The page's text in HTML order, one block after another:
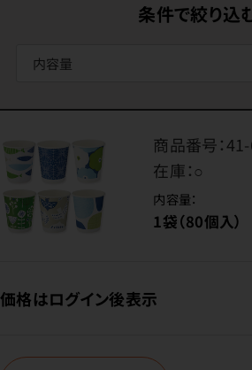
条件で絞り込
内容量
商品番号：
在庫：○
内容量：
1袋（80個入）
価格はログイン後表示